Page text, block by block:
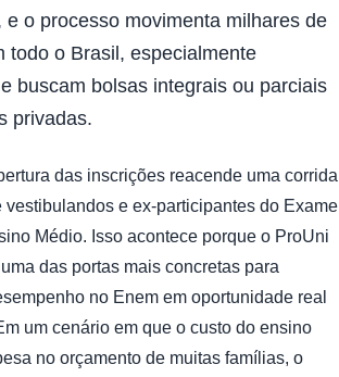
e o processo movimenta milhares de
todo o Brasil, especialmente
buscam bolsas integrais ou parciais
privadas.
das inscrições reacende uma corrida
vestibulandos e ex-participantes do Exame
Médio. Isso acontece porque o ProUni
das portas mais concretas para
no Enem em oportunidade real
um cenário em que o custo do ensino
no orçamento de muitas famílias, o